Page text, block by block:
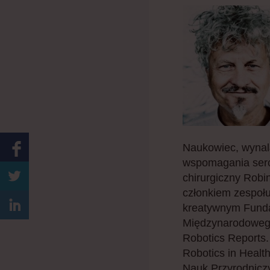
Naukowiec,
wspomagania
chirurgiczny
członkiem
kreatywnym
Robotics
Robotics in